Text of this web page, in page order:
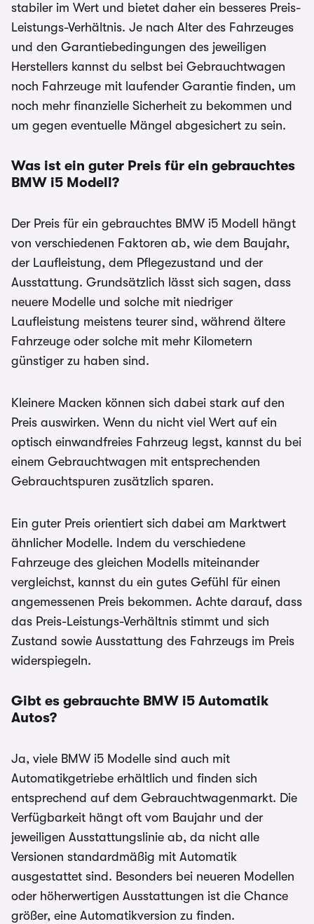
stabiler im Wert und bietet daher ein besseres Preis-
Leistungs-Verhältnis. Je nach Alter des Fahrzeuges
und den Garantiebedingungen des jeweiligen
Herstellers kannst du selbst bei Gebrauchtwagen
noch Fahrzeuge mit laufender Garantie finden, um
noch mehr finanzielle Sicherheit zu bekommen und
um gegen eventuelle Mängel abgesichert zu sein.
Was ist ein guter Preis für ein gebrauchtes
BMW i5 Modell?
Der Preis für ein gebrauchtes BMW i5 Modell hängt
von verschiedenen Faktoren ab, wie dem Baujahr,
der Laufleistung, dem Pflegezustand und der
Ausstattung. Grundsätzlich lässt sich sagen, dass
neuere Modelle und solche mit niedriger
Laufleistung meistens teurer sind, während ältere
Fahrzeuge oder solche mit mehr Kilometern
günstiger zu haben sind.
Kleinere Macken können sich dabei stark auf den
Preis auswirken. Wenn du nicht viel Wert auf ein
optisch einwandfreies Fahrzeug legst, kannst du bei
einem Gebrauchtwagen mit entsprechenden
Gebrauchtspuren zusätzlich sparen.
Ein guter Preis orientiert sich dabei am Marktwert
ähnlicher Modelle. Indem du verschiedene
Fahrzeuge des gleichen Modells miteinander
vergleichst, kannst du ein gutes Gefühl für einen
angemessenen Preis bekommen. Achte darauf, dass
das Preis-Leistungs-Verhältnis stimmt und sich
Zustand sowie Ausstattung des Fahrzeugs im Preis
widerspiegeln.
Gibt es gebrauchte BMW i5 Automatik
Autos?
Ja, viele BMW i5 Modelle sind auch mit
Automatikgetriebe erhältlich und finden sich
entsprechend auf dem Gebrauchtwagenmarkt. Die
Verfügbarkeit hängt oft vom Baujahr und der
jeweiligen Ausstattungslinie ab, da nicht alle
Versionen standardmäßig mit Automatik
ausgestattet sind. Besonders bei neueren Modellen
oder höherwertigen Ausstattungen ist die Chance
größer, eine Automatikversion zu finden.